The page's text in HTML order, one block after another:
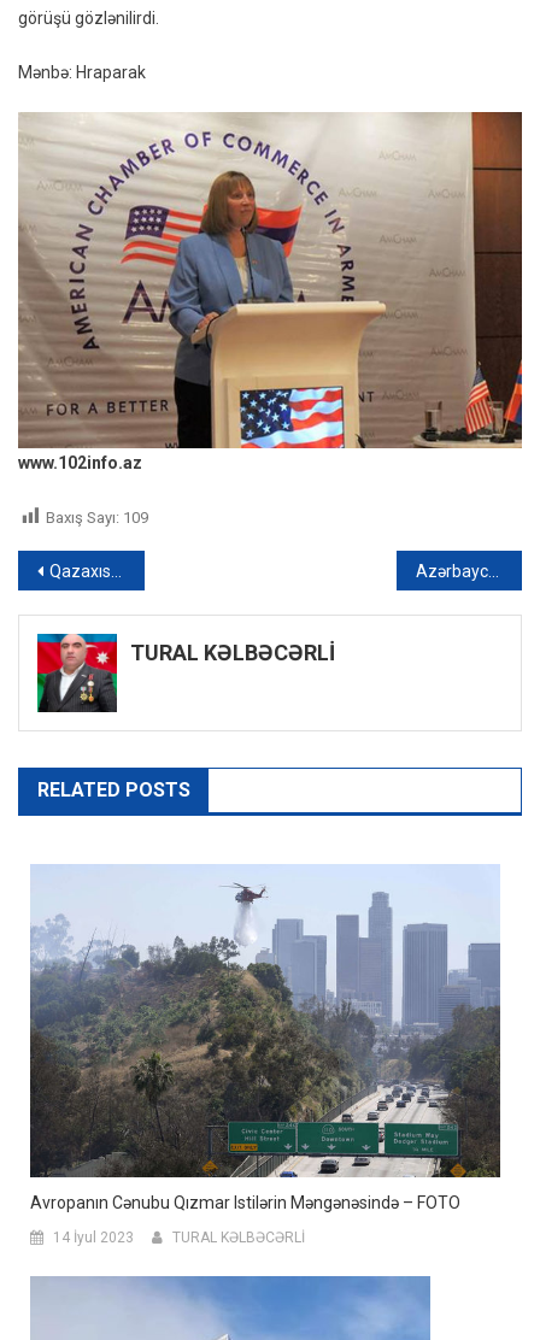
görüşü gözlənilirdi.
Mənbə: Hraparak
www.102info.az
Baxış Sayı: 109
Yazı
naviqasiyası
Qazaxıstan neft məhsullarının avtomobil nəqliyyatı ilə ixracına QADAĞA QOYDU Azərbaycanda tragikomik hadisə: Yeddi il əvvəl ölən adam “radara düşdü” – VİDEO
TURAL KƏLBƏCƏRLİ
RELATED POSTS
Avropanın Cənubu Qızmar Istilərin Məngənəsində – FOTO
14 İyul 2023 TURAL KƏLBƏCƏRLİ